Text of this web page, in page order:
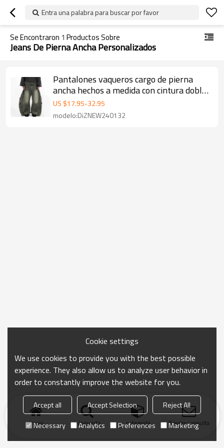
Entra una palabra para buscar por favor
Se Encontraron 1 Productos Sobre
Jeans De Pierna Ancha Personalizados
Pantalones vaqueros cargo de pierna
ancha hechos a medida con cintura doble
para un estilo urbano único
US $17.95-32.95
modelo:DiZNEW240132
Inicio búsqueda categoría Enviar consulta
Cookie settings
We use cookies to provide you with the best possible
experience. They also allow us to analyze user behavior in
order to constantly improve the website for you.
Accept all Accept Selection
Reject All
Necessary
Analytics Preferences Marketing